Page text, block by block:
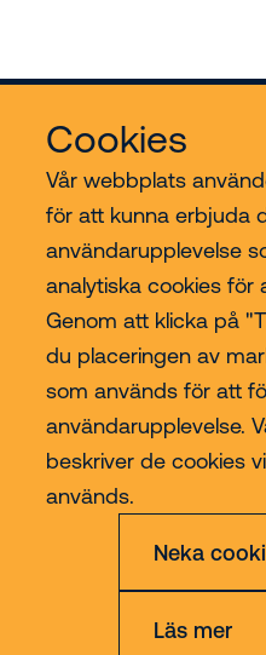
Cookies
Vår webbplats
för att kunna erbjuda
användarupplevelse
analytiska cookies för
Genom att klicka på
du placeringen av
som används för att
användarupplevelse.
beskriver de cookies
används.
Neka
Läs mer
Riwal
Branscher
Contact
Mer